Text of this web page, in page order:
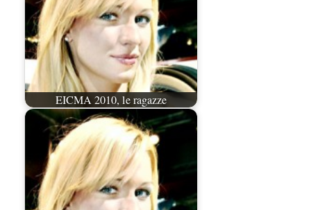
EICMA 2010, le ragazze